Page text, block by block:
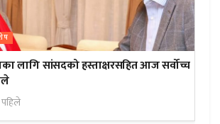
लागि सांसदको हस्ताक्षरसहित आज सर्वोच्च